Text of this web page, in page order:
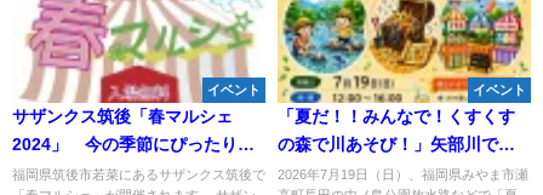
イベント
サザンクス筑後「春マルシェ
2024」 今の季節にぴったりな
小物たちが大集合！
福岡県筑後市若菜にあるサザンクス筑後で
イベント
「夏だ！！みんなで！くすくす
の森で川あそび！」矢部川で川
遊びや宝探しなど楽しいイベン
2026年7月19日（日）、福岡県みやま市瀬